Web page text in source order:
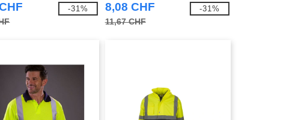
-31% 8,08 CHF
11,67 CHF
-31%